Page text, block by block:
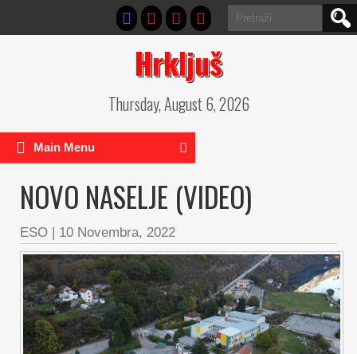
Pretraga:
Hrkljuš
Thursday, August 6, 2026
Main Menu
NOVO NASELJE (VIDEO)
ESO | 10 Novembra, 2022